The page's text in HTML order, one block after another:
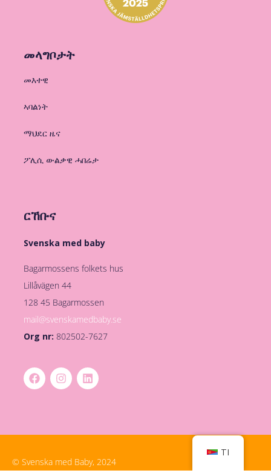
መላግቦታት
መእተዊ
ኣባልነት
ማህደር ዜና
ፖሊሲ ውልቃዊ ሓበሬታ
ርኸቡና
Svenska med baby
Bagarmossens folkets hus
Lillåvägen 44
128 45 Bagarmossen
mail@svenskamedbaby.se
Org nr: 802502-7627
© Svenska med Baby, 2024
TI